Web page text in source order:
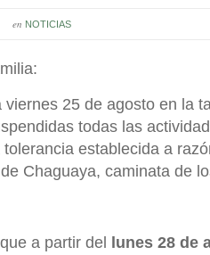
en NOTICIAS
25 de agosto en la
todas las
establecida a
Chaguaya, caminata de
a partir del lunes 28 de